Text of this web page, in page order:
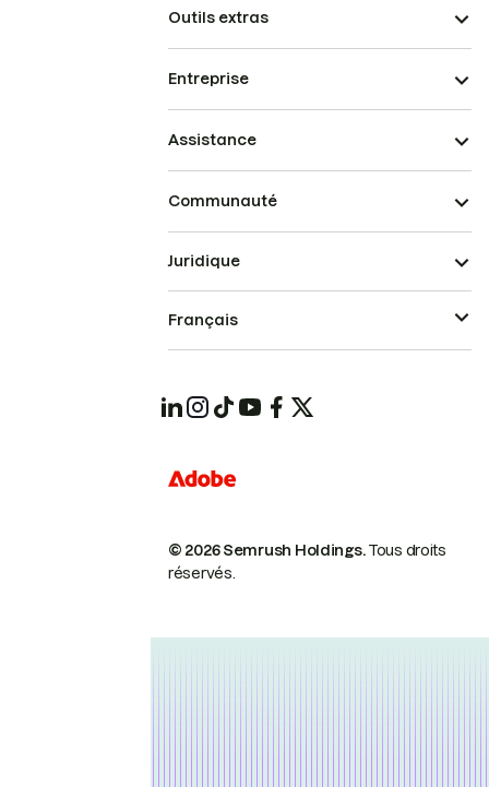
Outils extras
Entreprise
Assistance
Communauté
© 2026 Semrush Holdings.Tous droits
réservés.
Juridique
Français